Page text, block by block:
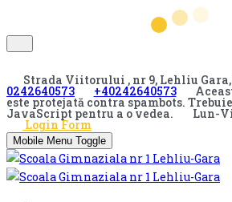
Strada Viitorului , nr 9, Lehliu
0242640573 +40242640573
este protejată contra spambots.
JavaScript pentru a o vedea. Lun-
Login Form
Mobile Menu Toggle